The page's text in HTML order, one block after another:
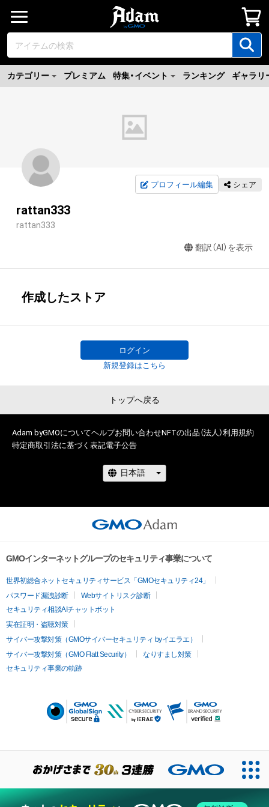
カテゴリー プレミアム 特集・イベント ランキング ギャラリ
プロフィール編集 シェア
rattan333
rattan333
翻訳（AI）を表示
作成したストア
ログイン
新規登録はこちら
トップへ戻る
Adam byGMOについてヘルプお問い合わせNFTの出品（法人）利用規約
特定商取引法に基づく表記電子公告
GMOインターネットグループのセキュリティ事業について
世界初総合ネットセキュリティサービス「GMOセキュリティ24」
パスワード漏洩診断
Webサイトリスク診断
セキュリティ相談AIチャットボット
実在証明・盗聴対策
サイバー攻撃対策（GMOサイバーセキュリティ byイエラエ）
サイバー攻撃対策（GMO Flatt Security）
なりすまし対策
セキュリティ事業の軌跡